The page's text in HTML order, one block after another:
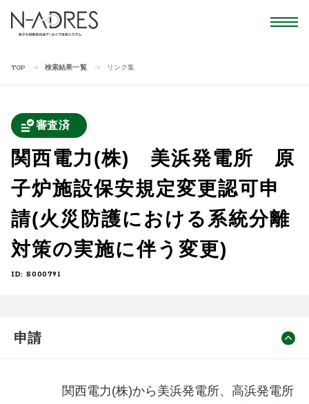
TOP 検索結果一覧 リンク集
審査済
関西電力(株) 美浜発電所 原
子炉施設保安規定変更認可申
請(火災防護における系統分離
対策の実施に伴う変更)
ID: S000791
申請
関西電力(株)から美浜発電所、高浜発電所